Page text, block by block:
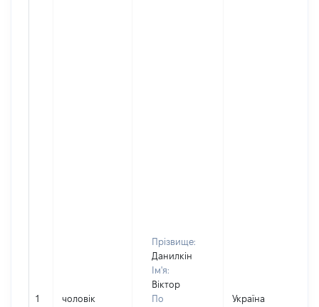
1 чоловік
Прізвище:
Данилкін
Ім'я:
Віктор
По
Україна